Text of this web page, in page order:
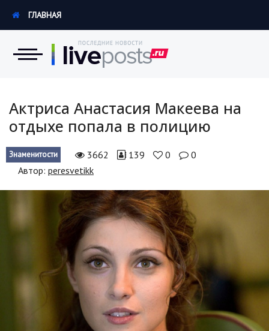
Экономика
Происшествия
Наука и техника
Политика
Образование
ГЛАВНАЯ
Актриса Анастасия Макеева на
отдыхе попала в полицию
Знаменитости 3662 139 0
0
Автор: peresvetikk